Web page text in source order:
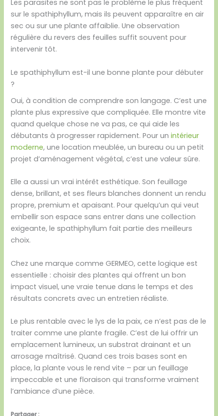
Les parasites ne sont pas le problème le plus fréquent
sur le spathiphyllum, mais ils peuvent apparaître en air
sec ou sur une plante affaiblie. Une observation
régulière du revers des feuilles suffit souvent pour
intervenir tôt.
Le spathiphyllum est-il une bonne plante pour débuter
?
Oui, à condition de comprendre son langage. C’est une
plante plus expressive que compliquée. Elle montre vite
quand quelque chose ne va pas, ce qui aide les
débutants à progresser rapidement. Pour unintérieur
moderne, une location meublée, un bureau ou un petit
projet d’aménagement végétal, c’est une valeur sûre.
Elle a aussi un vrai intérêt esthétique. Son feuillage
dense, brillant, et ses fleurs blanches donnent un rendu
propre, premium et apaisant. Pour quelqu’un qui veut
embellir son espace sans entrer dans une collection
exigeante, le spathiphyllum fait partie des meilleurs
choix.
Chez une marque comme GERMEO, cette logique est
essentielle : choisir des plantes qui offrent un bon
impact visuel, une vraie tenue dans le temps et des
résultats concrets avec un entretien réaliste.
Le plus rentable avec le lys de la paix, ce n’est pas de le
traiter comme une plante fragile. C’est de lui offrir un
emplacement lumineux, un substrat drainant et un
arrosage maîtrisé. Quand ces trois bases sont en
place, la plante vous le rend vite – par un feuillage
impeccable et une floraison qui transforme vraiment
l’ambiance d’une pièce.